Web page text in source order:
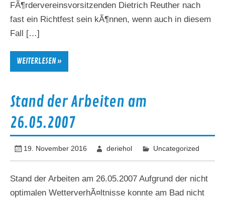
FÃ¶rdervereinsvorsitzenden Dietrich Reuther nach
fast ein Richtfest sein kÃ¶nnen, wenn auch in diesem
Fall […]
WEITERLESEN »
Stand der Arbeiten am
26.05.2007
19. November 2016 deriehol Uncategorized
Stand der Arbeiten am 26.05.2007 Aufgrund der nicht
optimalen WetterverhÃ¤ltnisse konnte am Bad nicht